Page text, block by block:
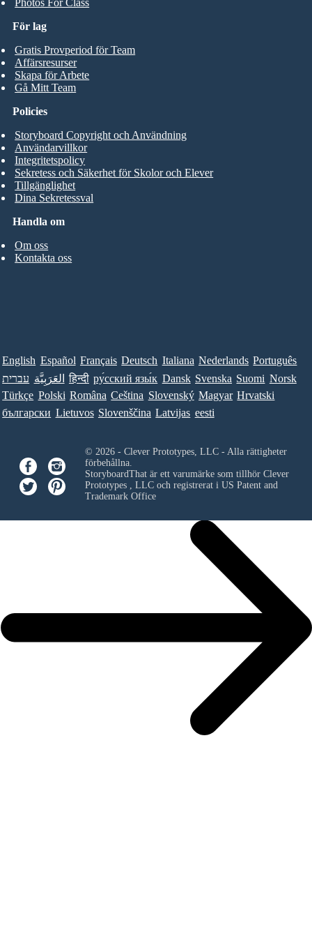
Photos For Class
För lag
Gratis Provperiod för Team
Affärsresurser
Skapa för Arbete
Gå Mitt Team
Handla om
Om oss
Kontakta oss
Policies
Storyboard Copyright och Användning
Användarvillkor
Integritetspolicy
Sekretess och Säkerhet för Skolor och Elever
Tillgänglighet
Dina Sekretessval
English Español Français Deutsch Italiana Nederlands Português
עברית العَرَبِيَّة हिन्दी ру́сский язы́к Dansk Svenska Suomi Norsk
Türkçe Polski Româna Ceština Slovenský Magyar Hrvatski
български Lietuvos Slovenščina Latvijas eesti
© 2026 - Clever Prototypes, LLC - Alla rättigheter
förbehållna.
StoryboardThat är ett varumärke som tillhör Clever
Prototypes , LLCoch registrerat i US Patent and
Trademark Office